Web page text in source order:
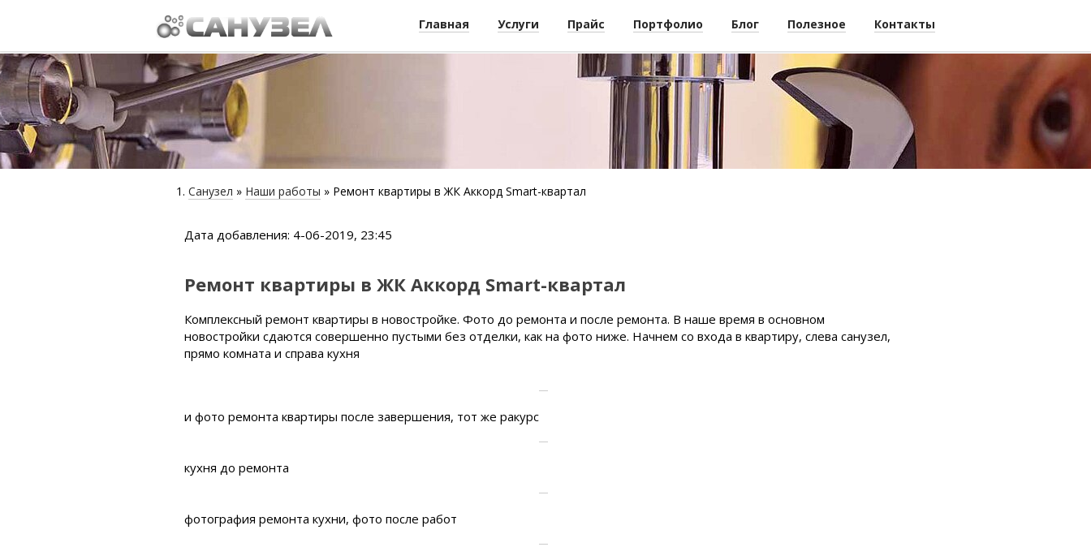
Главная Услуги Прайс Портфолио Блог Полезное Контакты
Санузел » Наши работы » Ремонт квартиры в ЖК Аккорд Smart-квартал
Дата добавления: 4-06-2019, 23:45
Ремонт квартиры в ЖК Аккорд Smart-квартал
Комплексный ремонт квартиры в новостройке. Фото до ремонта и после ремонта. В наше время в основном
новостройки сдаются совершенно пустыми без отделки, как на фото ниже. Начнем со входа в квартиру, слева санузел,
прямо комната и справа кухня
и фото ремонта квартиры после завершения, тот же ракурс
кухня до ремонта
фотография ремонта кухни, фото после работ